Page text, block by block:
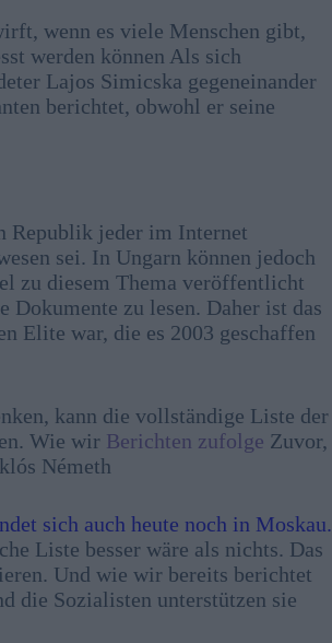
wenn es viele Menschen gibt,
werden können Als sich
Lajos Simicska gegeneinander
berichtet, obwohl er seine
Republik jeder im Internet
sei. In Ungarn können jedoch
zu diesem Thema veröffentlicht
zu lesen. Daher ist das
Elite war, die es 2003 geschaffen
kann die vollständige Liste der
Wie wir Berichten zufolge Zuvor,
Németh
sich auch heute noch in Moskau.
Liste besser wäre als nichts. Das
Und wie wir bereits berichtet
die Sozialisten unterstützen sie